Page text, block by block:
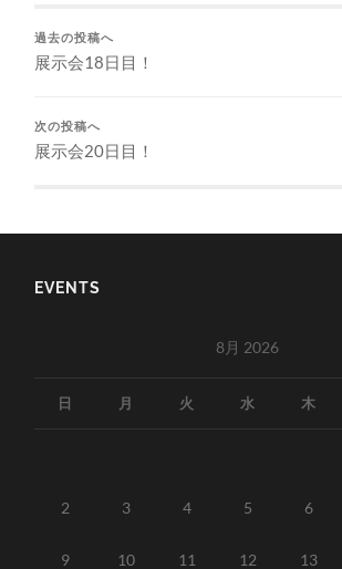
過去の投稿へ
展示会18日目！
次の投稿へ
展示会20日目！
EVENTS
8月 2026
日 月 火 水 木
2 3 4 5 6
9 10 11 12 13